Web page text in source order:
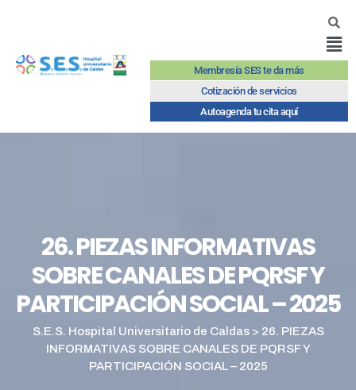
Membresía SES te da más
Cotización de servicios
Autoagenda tu cita aquí
26. PIEZAS INFORMATIVAS
SOBRE CANALES DE PQRSF Y
PARTICIPACIÓN SOCIAL – 2025
S.E.S. Hospital Universitario de Caldas> 26. PIEZAS
INFORMATIVAS SOBRE CANALES DE PQRSF Y
PARTICIPACIÓN SOCIAL – 2025